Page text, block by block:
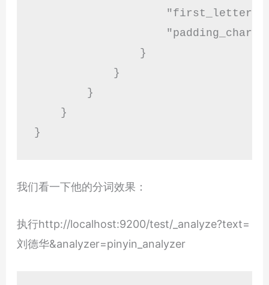
"first_letter"
"padding_char"
                }
            }
        }
    }
}
我们看一下他的分词效果：
执行http://localhost:9200/test/_analyze?text=
刘德华&analyzer=pinyin_analyzer